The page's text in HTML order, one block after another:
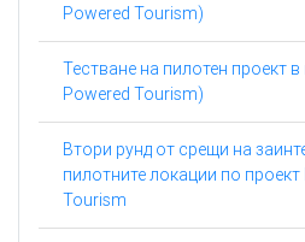
Powered Tourism)
Тестване на пилотен проект
Powered Tourism)
Втори рунд от срещи на
пилотните локации по
Tourism